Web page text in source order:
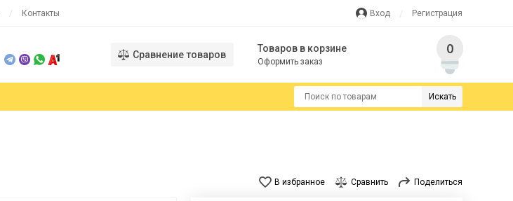
Контакты Вход Регистрация
Сравнение товаров
Товаров в корзине
Оформить заказ
0
Искать
В избранное Сравнить Поделиться